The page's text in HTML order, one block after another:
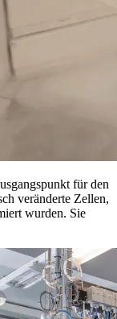
für den
veränderte Zellen,
wurden. Sie